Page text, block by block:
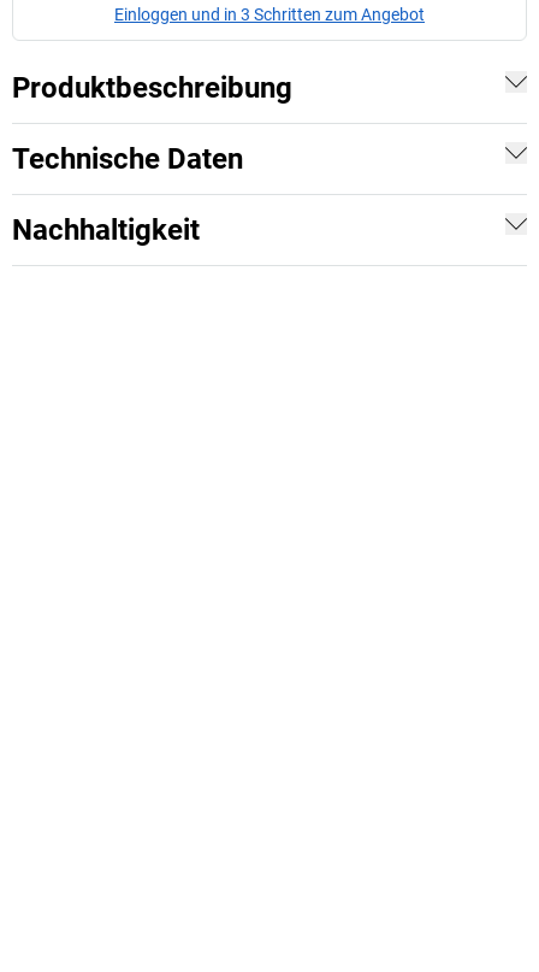
Einloggen und in 3 Schritten zum Angebot
Produktbeschreibung
Technische Daten
Nachhaltigkeit